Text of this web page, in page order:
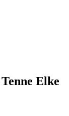
Elke